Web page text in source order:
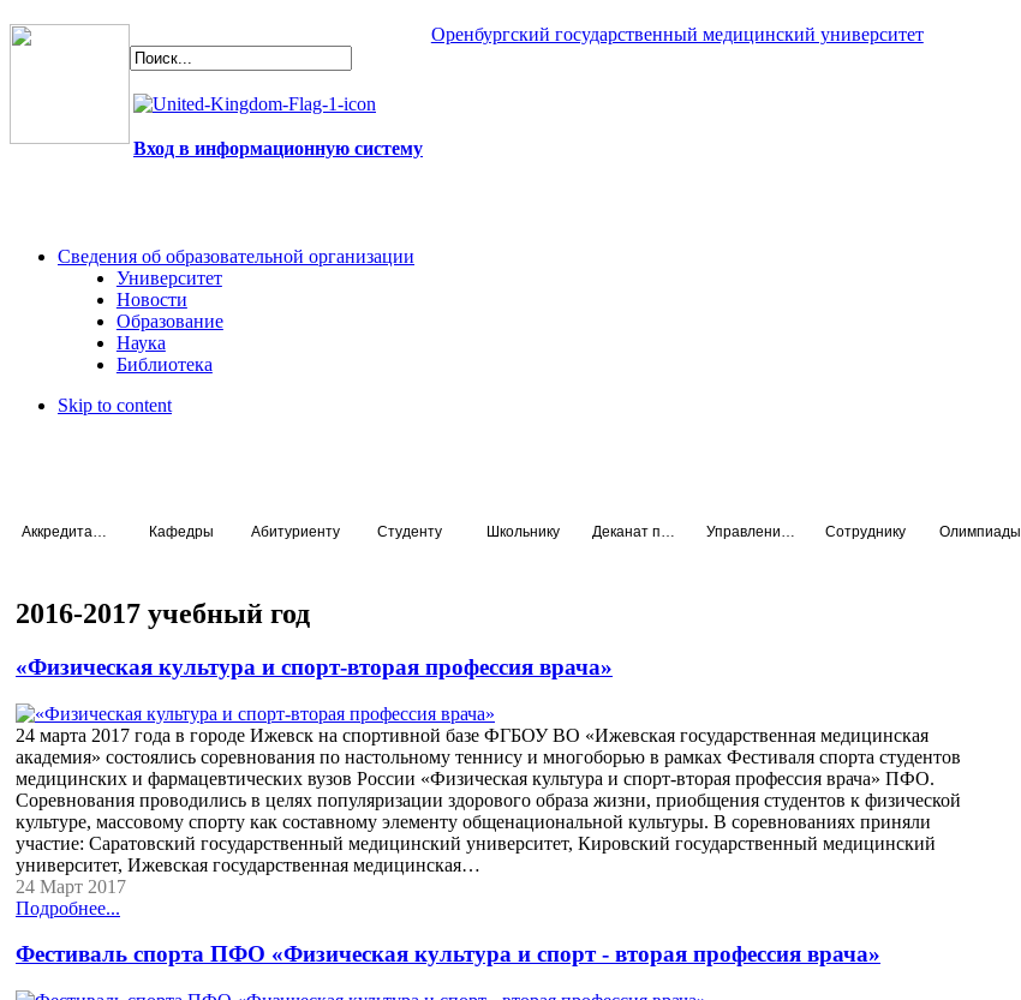
Оренбургский государственный медицинский университет
Вход в информационную систему
Сведения об образовательной организации
Университет
Новости
Образование
Наука
Библиотека
Skip to content
Кафедры Абитуриенту Студенту Школьнику Сотруднику Олимпиады
2016-2017 учебный год
«Физическая культура и спорт-вторая профессия врача»
24 марта 2017 года в городе Ижевск на спортивной базе ФГБОУ ВО «Ижевская государственная медицинская
академия» состоялись соревнования по настольному теннису и многоборью в рамках Фестиваля спорта студентов
медицинских и фармацевтических вузов России «Физическая культура и спорт-вторая профессия врача» ПФО.
Соревнования проводились в целях популяризации здорового образа жизни, приобщения студентов к физической
культуре, массовому спорту как составному элементу общенациональной культуры. В соревнованиях приняли
участие: Саратовский государственный медицинский университет, Кировский государственный медицинский
университет, Ижевская государственная медицинская…
24 Март 2017
Подробнее...
Фестиваль спорта ПФО «Физическая культура и спорт - вторая профессия врача»